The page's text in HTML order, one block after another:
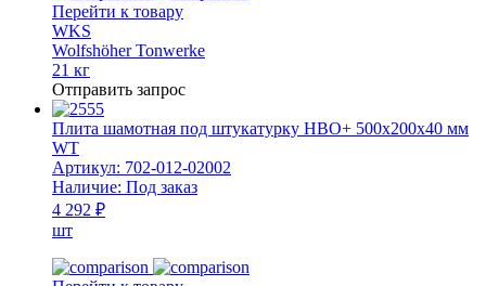
Перейти к товару
WKS
Wolfshöher Tonwerke
21 кг
Отправить запрос
Плита шамотная под штукатурку НВО+ 500х200х40 мм
WT
Артикул: 702-012-02002
Наличие: Под заказ
4 292 ₽
шт